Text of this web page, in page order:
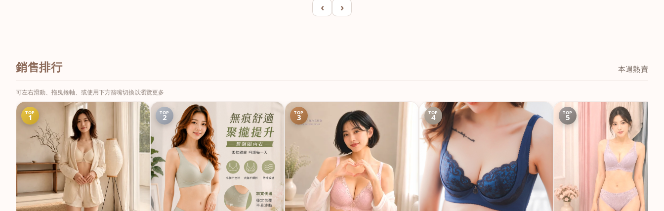
‹ ›
銷售排行 本週熱賣
可左右滑動、拖曳捲軸、或使用下方箭嘴切換以瀏覽更多
TOP
1 TOP
2 TOP
3 TOP
4 TOP
5